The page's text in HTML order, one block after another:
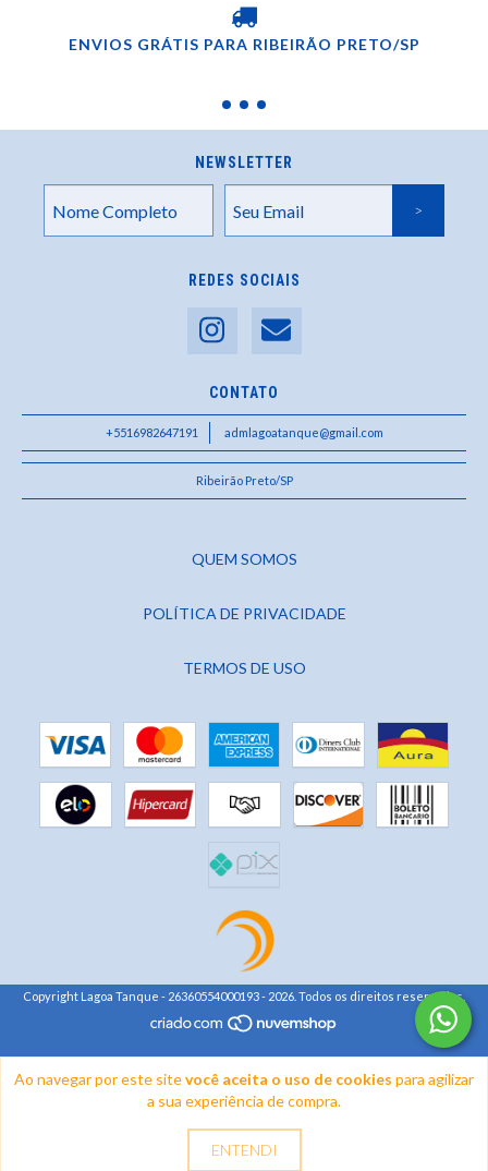
Ao navegar por este sitevocê aceita o uso de cookies para agilizar
a sua experiência de compra.
ENTENDI
ENVIOS GRÁTIS PARA RIBEIRÃO PRETO/SP
NEWSLETTER
REDES SOCIAIS
CONTATO
+5516982647191 admlagoatanque@gmail.com
Ribeirão Preto/SP
QUEM SOMOS
POLÍTICA DE PRIVACIDADE
TERMOS DE USO
Copyright Lagoa Tanque - 26360554000193 - 2026. Todos os direitos reservados.